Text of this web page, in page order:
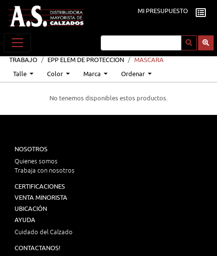
MI PRESUPUESTO
TRABAJO EPP ELEM DE PROTECCION
MASCARA
Talle
Color Marca Ordenar
No tenemos disponibles estos productos.
NOSOTROS
Quienes somos
Trabaja con nosotros
CERTIFICACIONES
VENTA MINORISTA
UBICACIÓN
AYUDA
Cuidado del Calzado
CONTACTANOS!